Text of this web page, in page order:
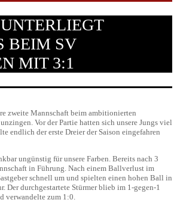
BEIM SV
MIT 3:1
zweite Mannschaft beim ambitionierten
Vor der Partie hatten sich unsere Jungs viel
endlich der erste Dreier der Saison eingefahren
ungünstig für unsere Farben. Bereits nach 3
in Führung. Nach einem Ballverlust im
schnell um und spielten einen hohen Ball in
Der durchgestartete Stürmer blieb im 1-gegen-1
verwandelte zum 1:0.